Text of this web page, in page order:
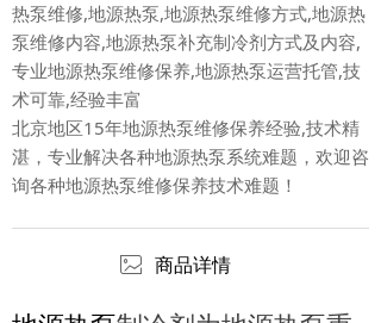
热泵维修,地源热泵,地源热泵维修方式,地源热
泵维修内容,地源热泵补充制冷剂方式及内容,
专业地源热泵维修保养,地源热泵运营托管,技
术可靠,经验丰富
北京地区15年地源热泵维修保养经验,技术精
湛，专业解决各种地源热泵系统难题，欢迎咨
询各种地源热泵维修保养技术难题！
商品详情
ꂈ